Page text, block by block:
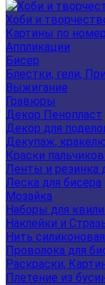
Хоби и
Картины по
Аппликации
Бисер
Блестки, гели,
Выжигание
Гравюры
Декор Пенопласт
Декор для
Декупаж,
Краски
Ленты и резинка
Леска для бисера
Мозайка
Наборы для
Наклейки и
Нить силиконовая
Проволока для
Раскраски,
Плетение из